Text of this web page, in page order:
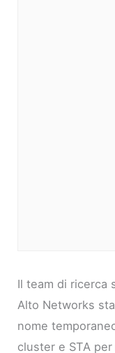
Il team di ricerca
Alto Networks
nome
cluster e STA